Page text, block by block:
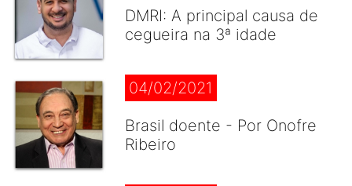
DMRI: A principal causa de
cegueira na 3ª idade
04/02/2021
Brasil doente - Por Onofre
Ribeiro